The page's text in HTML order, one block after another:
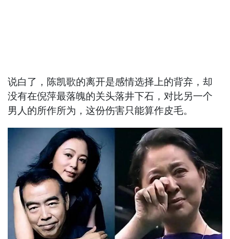
说白了，陈凯歌的离开是感情选择上的背弃，却
没有在倪萍最落魄的关头落井下石，对比另一个
男人的所作所为，这份伤害只能算作皮毛。